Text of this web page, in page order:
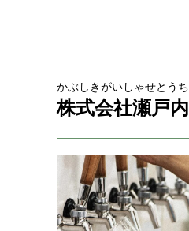
かぶしきがいしゃせとうち
株式会社瀬戸内